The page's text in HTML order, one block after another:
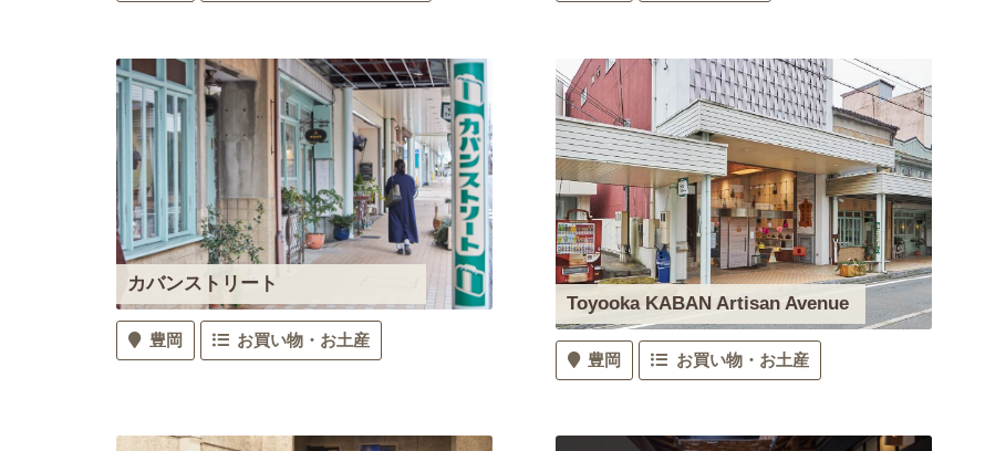
カバンストリート
豊岡 お買い物・お土産
Toyooka KABAN Artisan Avenue
豊岡 お買い物・お土産